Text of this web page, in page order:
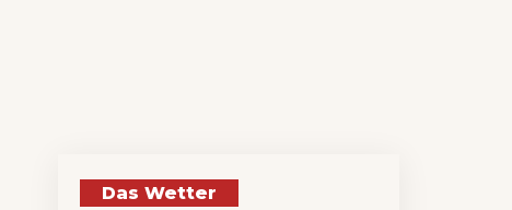
Das Wetter